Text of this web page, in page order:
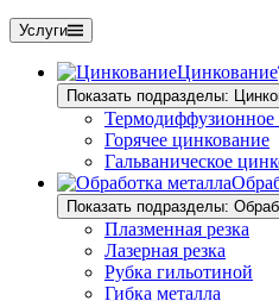
Услуги
Цинкование
Показать подразделы:
Термодиффузионное
Горячее цинкование
Гальваническое
Показать подразделы:
Плазменная резка
Лазерная резка
Рубка гильотиной
Гибка металла